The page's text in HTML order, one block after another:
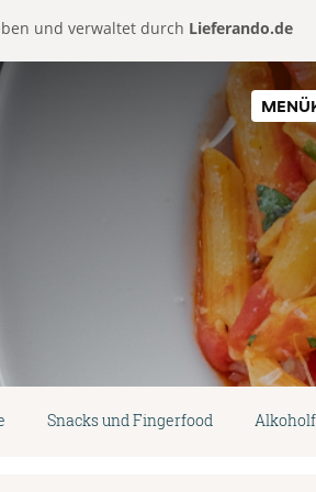
und verwaltet durch Lieferando.de
Snacks und Fingerfood